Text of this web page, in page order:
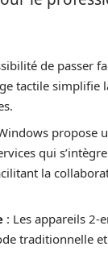
de passer
tactile simplifie
propose
qui
la
: Les appareils 2-
traditionnelle